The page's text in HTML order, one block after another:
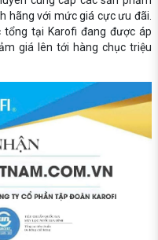
hãng với mức giá cực ưu đãi.
tổng tại Karofi đang được áp
giá lên tới hàng chục triệu